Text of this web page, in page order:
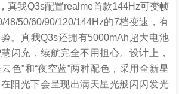
真我Q3s配置realme首款144Hz可变帧
48/50/60/90/120/144Hz的7档变速，有
。真我Q3s还拥有5000mAh超大电池
闪充，续航完全不用担心。设计上，
色”和“夜空蓝”两种配色，采用全新星
阳光下会呈现出满天星光般闪闪发光